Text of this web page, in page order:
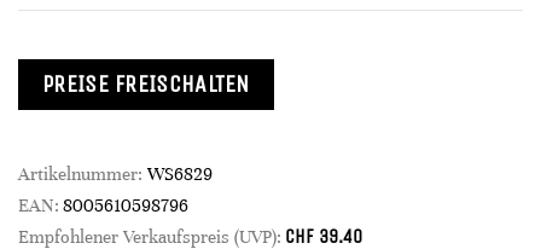
PREISE FREISCHALTEN
Artikelnummer: WS6829
EAN: 8005610598796
Empfohlener Verkaufspreis (UVP): CHF 39.40